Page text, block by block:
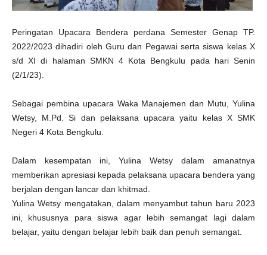
Peringatan Upacara Bendera perdana Semester Genap TP.
2022/2023 dihadiri oleh Guru dan Pegawai serta siswa kelas X
s/d XI di halaman SMKN 4 Kota Bengkulu pada hari Senin
(2/1/23).
Sebagai pembina upacara Waka Manajemen dan Mutu, Yulina
Wetsy, M.Pd. Si dan pelaksana upacara yaitu kelas X SMK
Negeri 4 Kota Bengkulu.
Dalam kesempatan ini, Yulina Wetsy dalam amanatnya
memberikan apresiasi kepada pelaksana upacara bendera yang
berjalan dengan lancar dan khitmad.
Yulina Wetsy mengatakan, dalam menyambut tahun baru 2023
ini, khususnya para siswa agar lebih semangat lagi dalam
belajar, yaitu dengan belajar lebih baik dan penuh semangat.